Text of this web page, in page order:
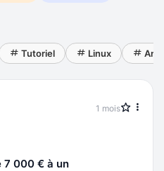
Tutoriel Linux
1 mois
7 000 € à un